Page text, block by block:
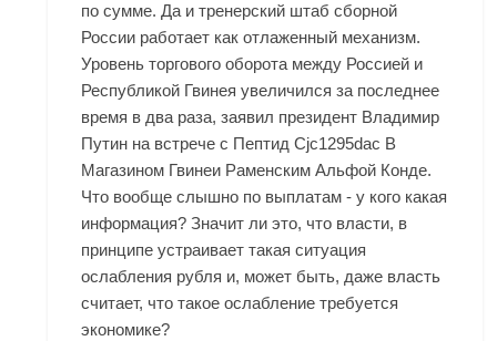
по сумме. Да и тренерский штаб сборной
России работает как отлаженный механизм.
Уровень торгового оборота между Россией и
Республикой Гвинея увеличился за последнее
время в два раза, заявил президент Владимир
Путин на встрече с Пептид Cjc1295dac В
Магазином Гвинеи Раменским Альфой Конде.
Что вообще слышно по выплатам - у кого какая
информация? Значит ли это, что власти, в
принципе устраивает такая ситуация
ослабления рубля и, может быть, даже власть
считает, что такое ослабление требуется
экономике?